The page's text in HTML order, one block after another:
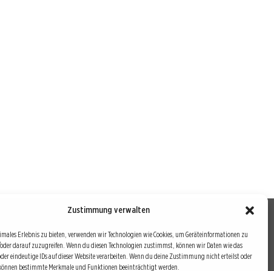
Zustimmung verwalten
Erlebnis zu bieten, verwenden wir Technologien wie Cookies, um Geräteinformationen zu
darauf zuzugreifen. Wenn du diesen Technologien zustimmst, können wir Daten wie das
eindeutige IDs auf dieser Website verarbeiten. Wenn du deine Zustimmung nicht erteilst oder
bestimmte Merkmale und Funktionen beeinträchtigt werden.
drei Bausteine sind auch die redaktionelle Leitlinie von